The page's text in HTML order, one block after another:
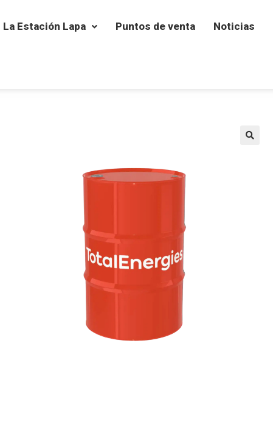
La Estación Lapa Puntos de venta Noticias